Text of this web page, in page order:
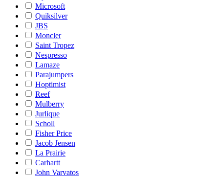
Microsoft
Quiksilver
JBS
Moncler
Saint Tropez
Nespresso
Lamaze
Parajumpers
Hoptimist
Reef
Mulberry
Jurlique
Scholl
Fisher Price
Jacob Jensen
La Prairie
Carhartt
John Varvatos